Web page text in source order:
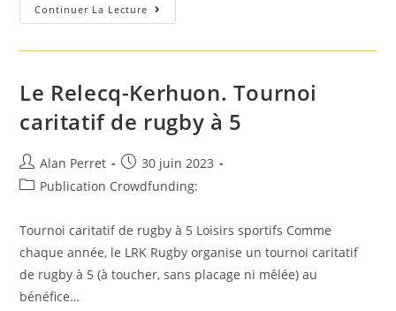
Continuer La Lecture Tournoi
De
Caritatif
Le Relecq-Kerhuon. Tournoi
caritatif de rugby à 5
Auteur/autrice
de
Alan Perret
Post
published:
30 juin 2023
PostPublication Crowdfunding:
Tournoi caritatif de rugby à 5 Loisirs sportifs Comme
chaque année, le LRK Rugby organise un tournoi caritatif
de rugby à 5 (à toucher, sans placage ni mêlée) au
bénéfice…